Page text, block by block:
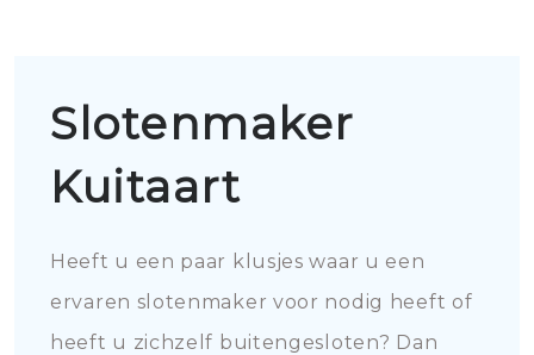
Slotenmaker
Kuitaart
Heeft u een paar klusjes waar u een
ervaren slotenmaker voor nodig heeft of
heeft u zichzelf buitengesloten? Dan